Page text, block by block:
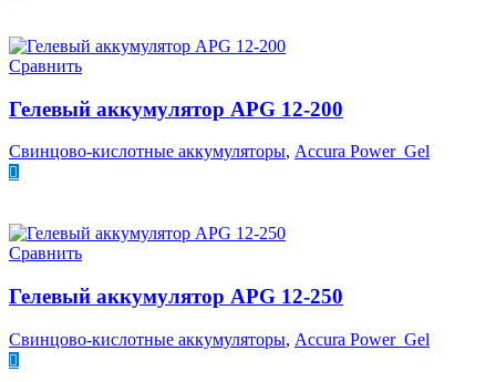
Сравнить
Гелевый аккумулятор APG 12-200
Свинцово-кислотные аккумуляторы, Accura Power Gel
Сравнить
Гелевый аккумулятор APG 12-250
Свинцово-кислотные аккумуляторы, Accura Power Gel